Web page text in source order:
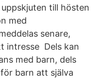
till hösten
med
senare,
intresse Dels kan
med barn, dels
barn att själva